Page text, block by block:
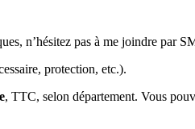
n’hésitez pas à me joindre par
protection, etc.).
, TTC, selon département. Vous